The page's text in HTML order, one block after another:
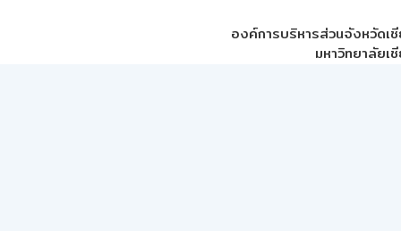
องค์การบริหารส่วนจังหวัดเ
มหาวิทยาลัยเ